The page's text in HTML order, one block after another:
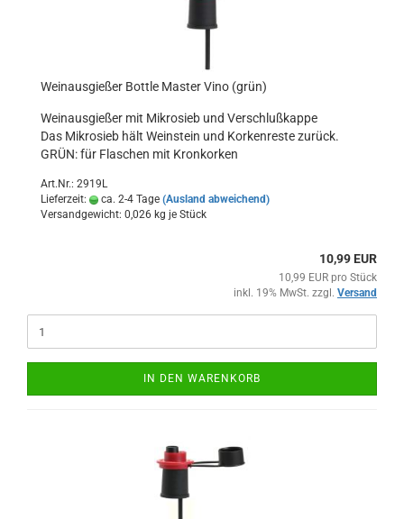
Weinausgießer Bottle Master Vino (grün)
Weinausgießer mit Mikrosieb und Verschlußkappe
Das Mikrosieb hält Weinstein und Korkenreste zurück.
GRÜN: für Flaschen mit Kronkorken
Art.Nr.: 2919L
Lieferzeit:
ca. 2-4 Tage (Ausland abweichend)
Versandgewicht: 0,026 kg je Stück
10,99 EUR
10,99 EUR pro Stück
inkl. 19% MwSt. zzgl. Versand
IN DEN WARENKORB